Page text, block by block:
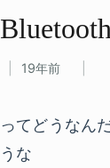
19年前
ってどうなん
うな